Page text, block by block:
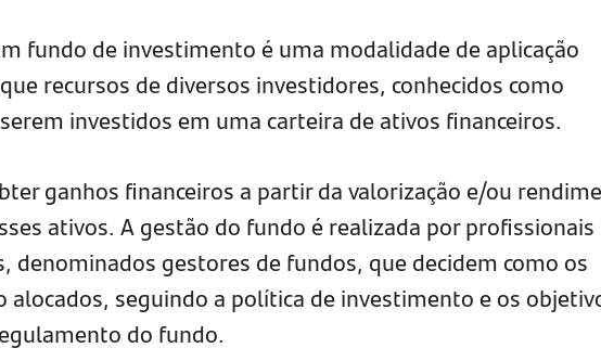
fundo de investimento é uma modalidade de aplicação
recursos de diversos investidores, conhecidos como
investidos em uma carteira de ativos financeiros.
ganhos financeiros a partir da valorização e/ou
ativos. A gestão do fundo é realizada por profissionais
denominados gestores de fundos, que decidem como os
alocados, seguindo a política de investimento e os
do fundo.